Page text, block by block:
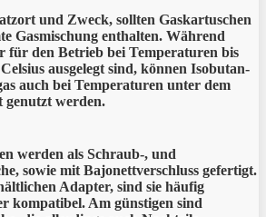
und Zweck, sollten Gaskartuschen
Gasmischung enthalten. Während
für den Betrieb bei Temperaturen bis
ausgelegt sind, können Isobutan-
auch bei Temperaturen unter dem
werden.
werden als Schraub-, und
sowie mit Bajonettverschluss gefertigt.
Adapter, sind sie häufig
kompatibel. Am günstigen sind